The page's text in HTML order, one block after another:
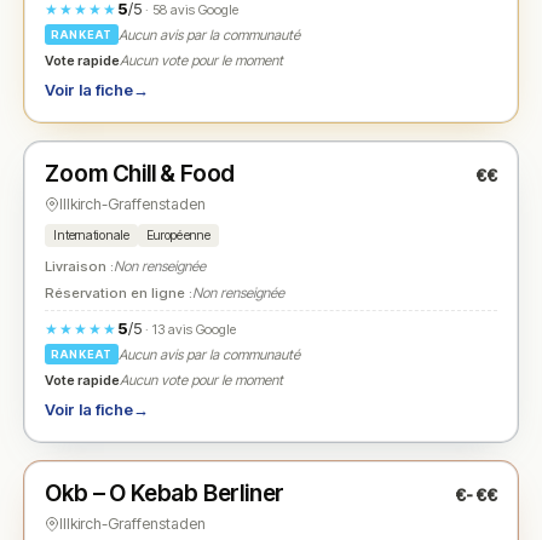
★★★★★ 5/5· 58 avis Google
RANKEAT
Aucun avis par la communauté
Vote rapideAucun vote pour le moment
Voir la fiche→
★ N° 2
Zoom Chill & Food €€
Illkirch-Graffenstaden
Internationale Européenne
Livraison :Non renseignée
Réservation en ligne :Non renseignée
★★★★★ 5/5· 13 avis Google
RANKEAT
Aucun avis par la communauté
Vote rapideAucun vote pour le moment
Voir la fiche→
★ N° 3
Okb – O Kebab Berliner €-€€
Illkirch-Graffenstaden